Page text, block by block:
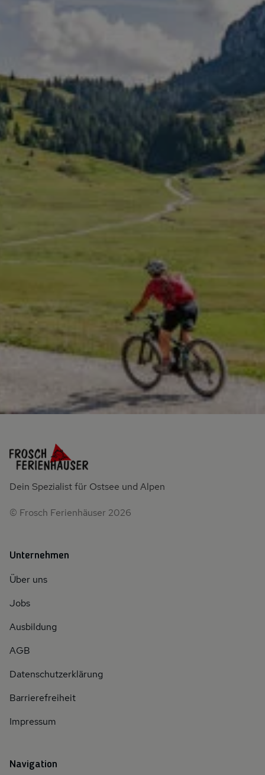
Dein Spezialist für Ostsee und Alpen
© Frosch Ferienhäuser 2026
Unternehmen
Über uns
Jobs
Ausbildung
AGB
Datenschutzerklärung
Barrierefreiheit
Impressum
Navigation